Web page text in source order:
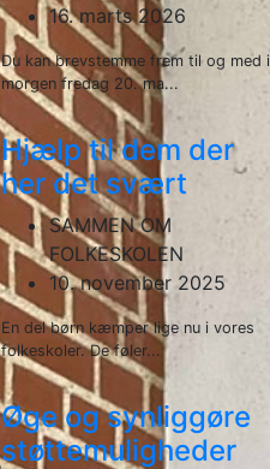
16. marts 2026
Du kan brevstemme frem til og med i
morgen fredag 20. ma...
Hjælp til dem der
her det svært
SAMMEN OM
FOLKESKOLEN
10. november 2025
En del børn kæmper lige nu i vores
folkeskoler. De føler...
Øge og synliggøre
støttemuligheder